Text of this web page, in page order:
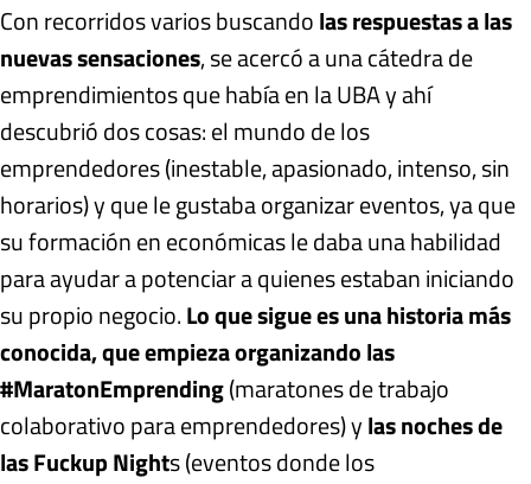
Con recorridos varios buscandolas respuestas a las
nuevas sensaciones, se acercó a una cátedra de
emprendimientos que había en la UBA y ahí
descubrió dos cosas: el mundo de los
emprendedores (inestable, apasionado, intenso, sin
horarios) y que le gustaba organizar eventos, ya que
su formación en económicas le daba una habilidad
para ayudar a potenciar a quienes estaban iniciando
su propio negocio.Lo que sigue es una historia más
conocida, que empieza organizando las
#MaratonEmprending(maratones de trabajo
colaborativo para emprendedores) ylas noches de
las FuckupNights (eventos donde los